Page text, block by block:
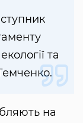
та
на